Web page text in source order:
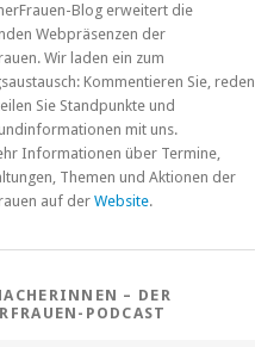
Blog erweitert die
Webpräsenzen der
Wir laden ein zum
Kommentieren Sie, reden
Sie Standpunkte und
mit uns.
Informationen über Termine,
Themen und Aktionen der
auf der Website.
– DER
PODCAST